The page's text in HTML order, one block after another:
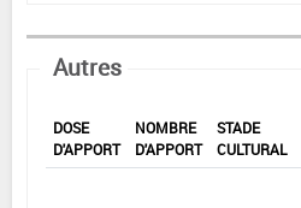
Autres
DOSE
D'APPORT
NOMBRE
D'APPORT
STADE
CULTURAL